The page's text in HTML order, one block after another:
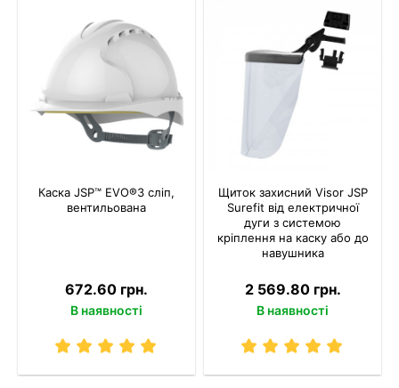
Каска JSP™ EVO®3 сліп,
вентильована
672.60 грн.
В наявності
Щиток захисний Visor JSP
Surefit від електричної
дуги з системою
кріплення на каску або до
навушника
2 569.80 грн.
В наявності